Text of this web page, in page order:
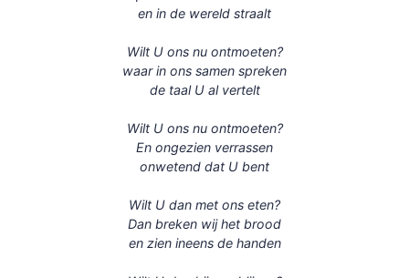
en in de wereld straalt
Wilt U ons nu ontmoeten?
waar in ons samen spreken
de taal U al vertelt
Wilt U ons nu ontmoeten?
En ongezien verrassen
onwetend dat U bent
Wilt U dan met ons eten?
Dan breken wij het brood
en zien ineens de handen